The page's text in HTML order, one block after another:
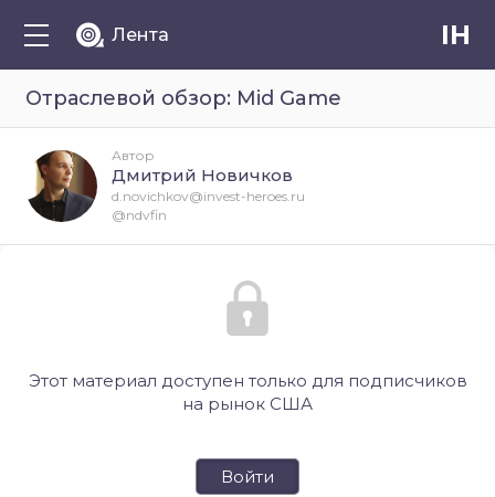
Лента IH
Отраслевой обзор: Mid Game
Этот материал доступен только для подписчиков
на рынок США
Войти
Автор
Дмитрий Новичков
d.novichkov@invest-heroes.ru
@ndvfin